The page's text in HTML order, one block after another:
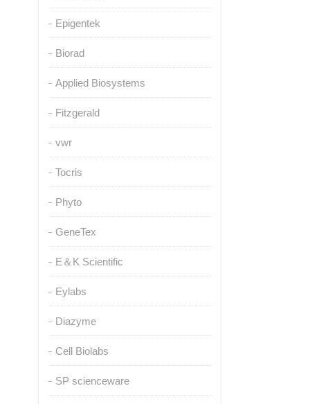
Epigentek
Biorad
Applied Biosystems
Fitzgerald
vwr
Tocris
Phyto
GeneTex
E＆K Scientific
Eylabs
Diazyme
Cell Biolabs
SP scienceware